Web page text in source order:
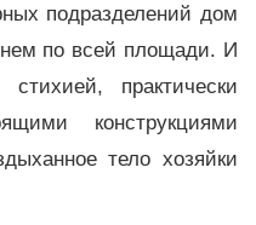
подразделений дом
по всей площади. И
практически
конструкциями
тело хозяйки